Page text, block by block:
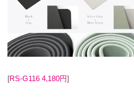
[RS-G116 4,180円]